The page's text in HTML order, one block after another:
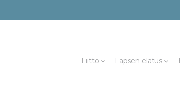
Liitto Lapsen elatus